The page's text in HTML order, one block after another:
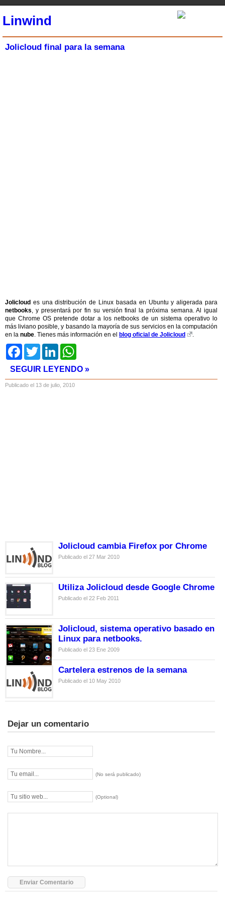
Linwind
Jolicloud final para la semana
Jolicloud es una distribución de Linux basada en Ubuntu y aligerada para
netbooks, y presentará por fin su versión final la próxima semana. Al igual
que Chrome OS pretende dotar a los netbooks de un sistema operativo lo
más liviano posible, y basando la mayoría de sus servicios en la computación
en la nube. Tienes más información en el blog oficial de Jolicloud
.
FacebookTwitter LinkedIn
SEGUIR LEYENDO »
Publicado el 13 de julio, 2010
Jolicloud cambia Firefox por Chrome
Publicado el 27 Mar 2010
Utiliza Jolicloud desde Google Chrome
Publicado el 22 Feb 2011
Jolicloud, sistema operativo basado en
Linux para netbooks.
Publicado el 23 Ene 2009
Cartelera estrenos de la semana
Publicado el 10 May 2010
Dejar un comentario
(No será publicado)
(Optional)